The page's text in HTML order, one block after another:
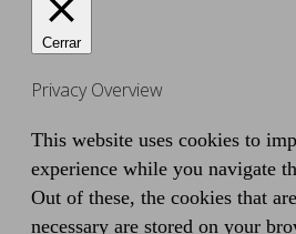
Cerrar
Privacy Overview
This website uses cookies to
experience while you navigate
Out of these, the cookies that
necessary are stored on your